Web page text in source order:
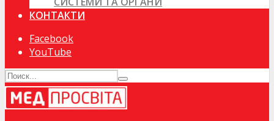
КОНТАКТИ
Facebook
YouTube